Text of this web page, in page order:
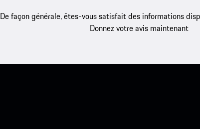
De façon générale, êtes-vous satisfait des informations
Donnez votre avis maintenant